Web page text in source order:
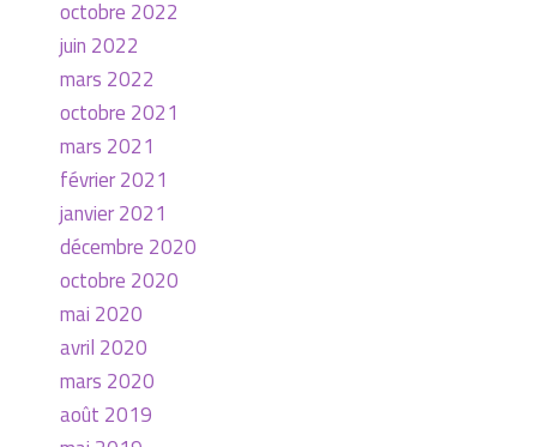
octobre 2022
juin 2022
mars 2022
octobre 2021
mars 2021
février 2021
janvier 2021
décembre 2020
octobre 2020
mai 2020
avril 2020
mars 2020
août 2019